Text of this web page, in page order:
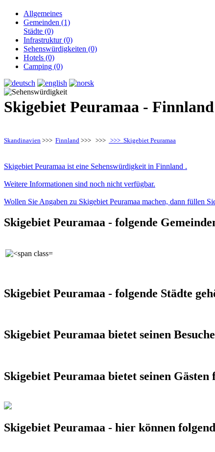
Allgemeines
Gemeinden (1)
Städte (0)
Infrastruktur (0)
Sehenswürdigkeiten (0)
Hotels (0)
Camping (0)
Skigebiet Peuramaa - Finnland
Skandinavien >>> Finnland >>> >>> >>> Skigebiet Peuramaa
Skigebiet Peuramaa ist eine Sehenswürdigkeit in Finnland .
Weitere Informationen sind noch nicht verfügbar.
Wollen Sie Angaben zu Skigebiet Peuramaa machen, dann füllen
Skigebiet Peuramaa - folgende
Skigebiet Peuramaa - folgende Städte
Skigebiet Peuramaa bietet seinen
Skigebiet Peuramaa bietet seinen
Skigebiet Peuramaa - hier können